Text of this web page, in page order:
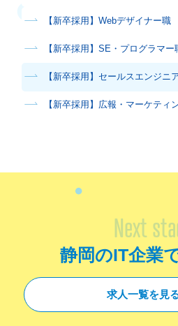
【新卒採用】Webデザイナー職
【新卒採用】SE・プログラマー
【新卒採用】セールスエンジニ
【新卒採用】広報・マーケティ
Next
静岡のIT企業
求人一覧を見